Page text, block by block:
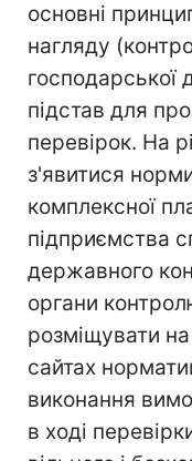
основні
нагляду
господарської
підстав для
перевірок. На
з'явитися
комплексної
підприємства
державного
органи
розміщувати на
сайтах
виконання
в ході